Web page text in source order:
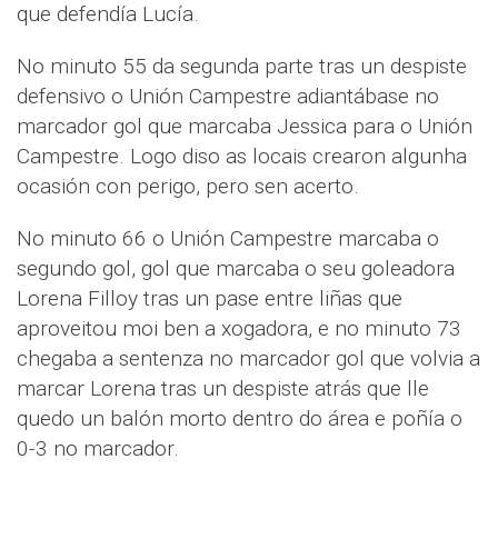
que defendía Lucía.
No minuto 55 da segunda parte tras un despiste
defensivo o Unión Campestre adiantábase no
marcador gol que marcaba Jessica para o Unión
Campestre. Logo diso as locais crearon algunha
ocasión con perigo, pero sen acerto.
No minuto 66 o Unión Campestre marcaba o
segundo gol, gol que marcaba o seu goleadora
Lorena Filloy tras un pase entre liñas que
aproveitou moi ben a xogadora, e no minuto 73
chegaba a sentenza no marcador gol que volvia a
marcar Lorena tras un despiste atrás que lle
quedo un balón morto dentro do área e poñía o
0-3 no marcador.